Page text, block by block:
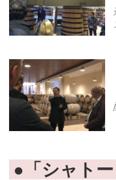
●「シャトー